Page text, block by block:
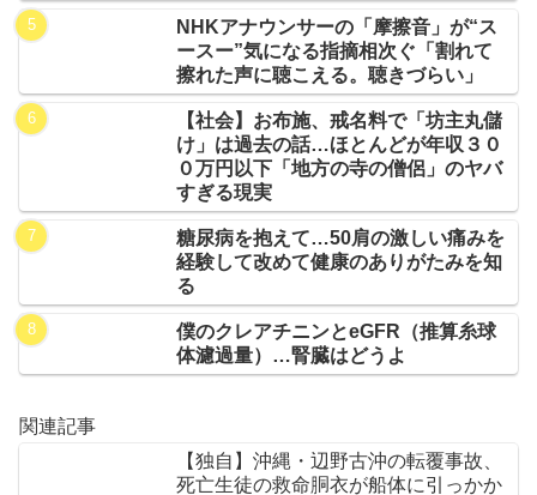
NHKアナウンサーの「摩擦音」が“ス
ースー”気になる指摘相次ぐ「割れて
擦れた声に聴こえる。聴きづらい」
【社会】お布施、戒名料で「坊主丸儲
け」は過去の話…ほとんどが年収３０
０万円以下「地方の寺の僧侶」のヤバ
すぎる現実
糖尿病を抱えて…50肩の激しい痛みを
経験して改めて健康のありがたみを知
る
僕のクレアチニンとeGFR（推算糸球
体濾過量）…腎臓はどうよ
関連記事
【独自】沖縄・辺野古沖の転覆事故、
死亡生徒の救命胴衣が船体に引っかか